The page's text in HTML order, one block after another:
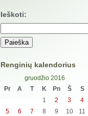
Ieškoti:
Renginių kalendorius
gruodžio 2016
Pr
A T K Pn Š
S
1
2 3
4
5
6 7 8 9 10
11